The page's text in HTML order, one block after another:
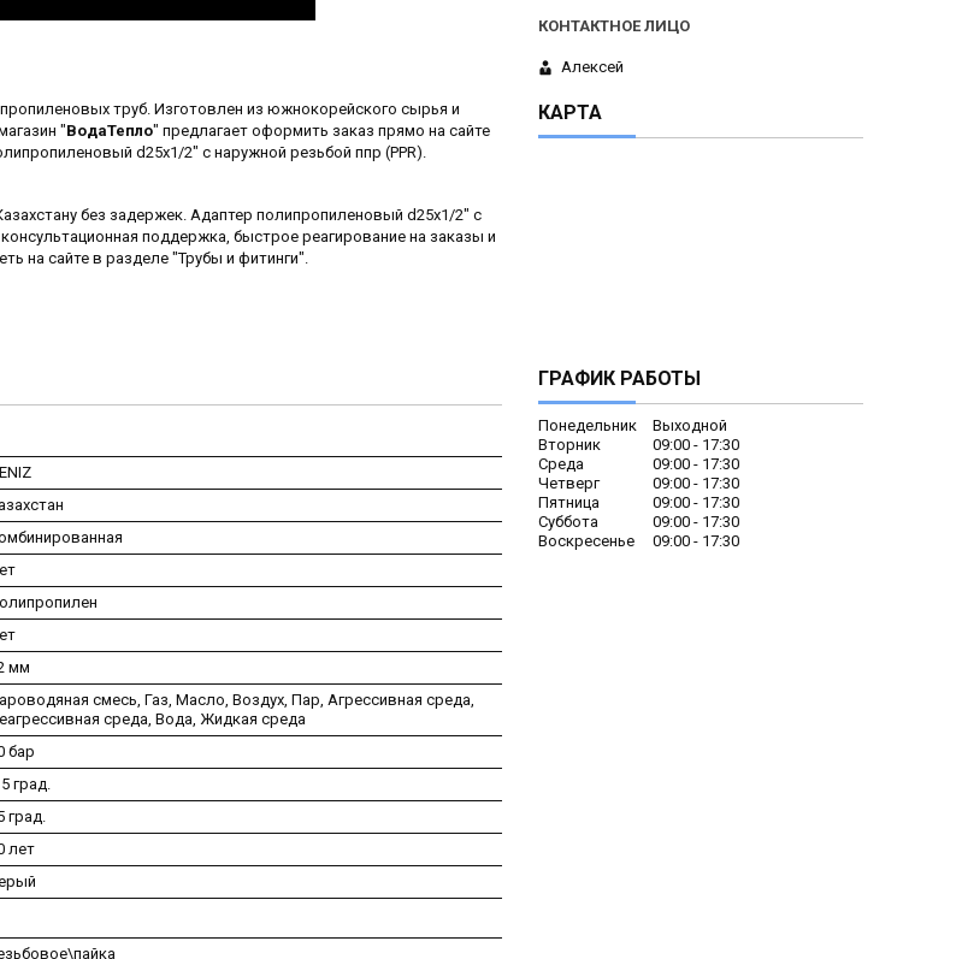
труб. Изготовлен из южнокорейского сырья и
"ВодаТепло" предлагает оформить заказ прямо на сайте
d25x1/2" с наружной резьбой ппр (PPR).
без задержек. Адаптер полипропиленовый d25x1/2" с
поддержка, быстрое реагирование на заказы и
на сайте в разделе "Трубы и фитинги".
мм
смесь, Газ, Масло, Воздух, Пар, Агрессивная среда,
среда, Вода, Жидкая среда
бар
град.
град.
лет
Алексей
КАРТА
ГРАФИК РАБОТЫ
Понедельник
Выходной
Вторник
09:00
17:30
Среда
09:00
17:30
Четверг
09:00
17:30
Пятница
09:00
17:30
Суббота
09:00
17:30
Воскресенье
09:00 17:30